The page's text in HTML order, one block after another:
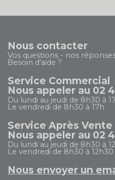
Nous contacter
Vos questions - nos
Besoin d'aide ?
Service Commercial
Nous appeler au 02
Du lundi au jeudi de 8h30 à
Le vendredi de 8h30 à 17h
Service Après Vente
Nous appeler au 02
Du lundi au jeudi de 8h30 à
Le vendredi de 8h30 à 12h30
Nous envoyer un